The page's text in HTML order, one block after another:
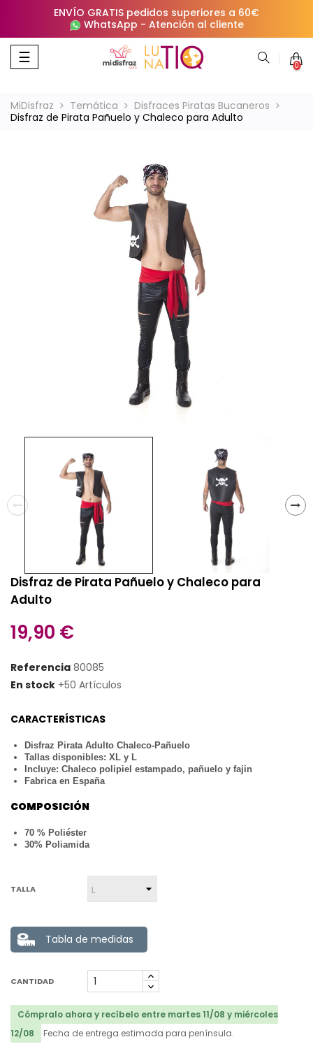
ENVÍO GRATIS pedidos superiores a 60€
WhatsApp - Atención al cliente
Navegación
de
☰ 0
MiDisfraz Temática
Disfraces Piratas Bucaneros
Disfraz de Pirata Pañuelo y Chaleco para Adulto
Disfraz de Pirata Pañuelo y Chaleco para
Adulto
19,90 €
Referencia 80085
En stock +50 Artículos
CARACTERÍSTICAS
Disfraz Pirata Adulto Chaleco-Pañuelo
Tallas disponibles: XL y L
Incluye: Chaleco polipiel estampado, pañuelo y fajin
Fabrica en España
COMPOSICIÓN
70 % Poliéster
30% Poliamida
TALLA
Tabla de medidas
CANTIDAD
Cómpralo ahora y recíbelo entre martes 11/08 y miércoles
12/08
Fecha de entrega estimada para península.